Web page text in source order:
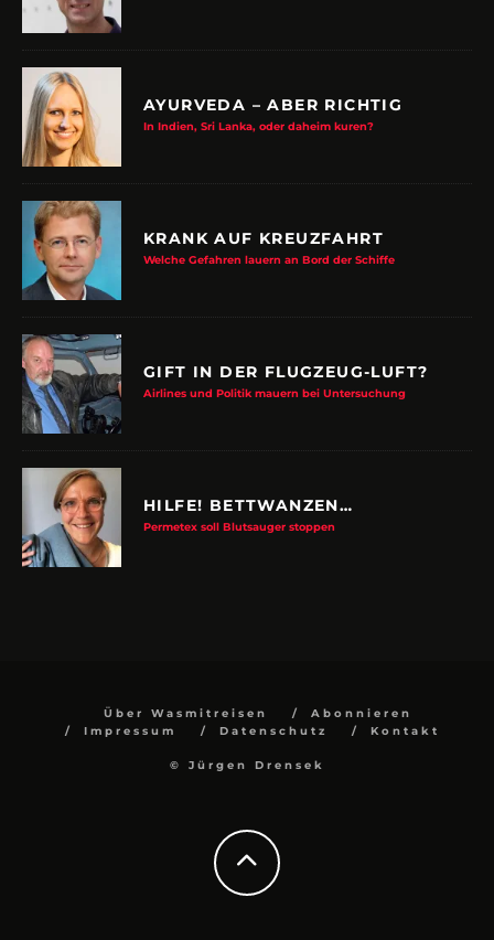
AYURVEDA – ABER RICHTIG
In Indien, Sri Lanka, oder daheim kuren?
KRANK AUF KREUZFAHRT
Welche Gefahren lauern an Bord der Schiffe
GIFT IN DER FLUGZEUG-LUFT?
Airlines und Politik mauern bei Untersuchung
HILFE! BETTWANZEN…
Permetex soll Blutsauger stoppen
Über Wasmitreisen
Abonnieren
Impressum
Datenschutz Kontakt
© Jürgen Drensek